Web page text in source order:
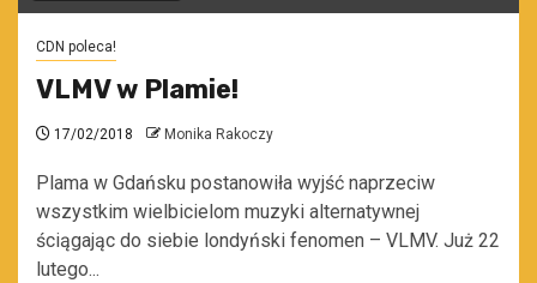
CDN poleca!
VLMV w Plamie!
17/02/2018 Monika Rakoczy
Plama w Gdańsku postanowiła wyjść naprzeciw
wszystkim wielbicielom muzyki alternatywnej
ściągając do siebie londyński fenomen – VLMV. Już 22
lutego...